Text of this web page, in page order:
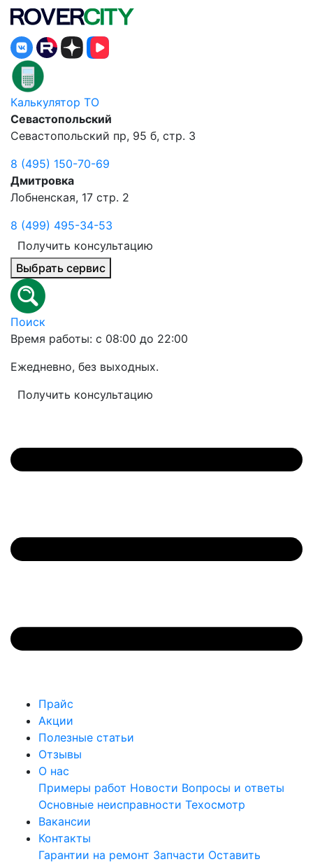
Калькулятор ТО
Севастопольский
Севастопольский пр, 95 б, стр. 3
8 (495) 150-70-69
Дмитровка
Лобненская, 17 стр. 2
8 (499) 495-34-53
Получить консультацию
Выбрать сервис
Поиск
Время работы: с 08:00 до 22:00
Ежедневно, без выходных.
Получить консультацию
Прайс
Акции
Полезные статьи
Отзывы
О нас
Примеры работ Новости Вопросы и ответы
Основные неисправности Техосмотр
Вакансии
Контакты
Гарантии на ремонт Запчасти Оставить